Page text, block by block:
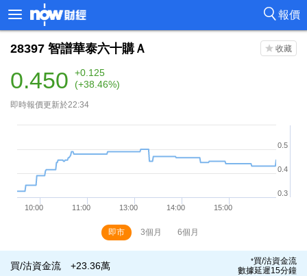
報價
28397 智譜華泰六十購Ａ
0.450
+0.125
(+38.46%)
即時報價更新於22:34
即市 3個月 6個月
買/沽資金流 +23.36萬 *買/沽資金流
數據延遲15分鐘